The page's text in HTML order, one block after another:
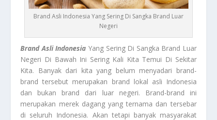
Brand Asli Indonesia Yang Sering Di Sangka Brand Luar
Negeri
Brand Asli Indonesia Yang Sering Di Sangka Brand Luar
Negeri Di Bawah Ini Sering Kali Kita Temui Di Sekitar
Kita. Banyak dari kita yang belum menyadari brand-
brand tersebut merupakan brand lokal asli Indonesia
dan bukan brand dari luar negeri. Brand-brand ini
merupakan merek dagang yang ternama dan tersebar
di seluruh Indonesia. Akan tetapi banyak masyarakat